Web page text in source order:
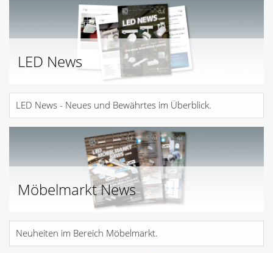
LED News
LED News - Neues und Bewährtes im Überblick.
Möbelmarkt News
Neuheiten im Bereich Möbelmarkt.